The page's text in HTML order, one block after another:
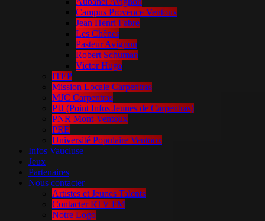
Campus Provence Ventoux
Jean Henri Fabre
Les Chênes
Pasteur Avignon
Robert Schuman
Victor Hugo
ITEP
Mission Locale Carpentras
MJC Carpentras
PIJ (Point Infos Jeunes de Carpentras)
PNR Mont-Ventoux
PRE
Université Populaire Ventoux
Infos Vaucluse
Jeux
Partenaires
Nous contacter
Artistes et Jeunes Talents
Contacter RTV FM
Notre Logo